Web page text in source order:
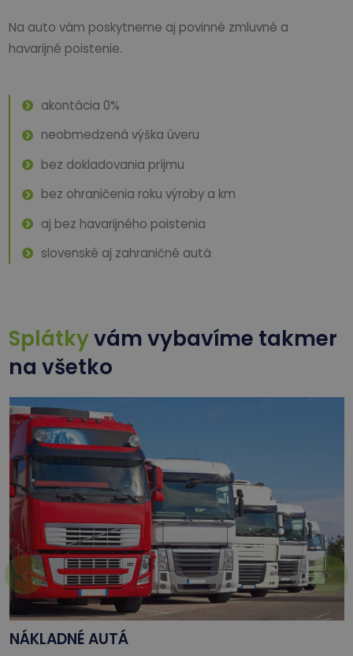
Na auto vám poskytneme aj povinné zmluvné a
havarijné poistenie.
akontácia 0%
neobmedzená výška úveru
bez dokladovania príjmu
bez ohraničenia roku výroby a km
aj bez havarijného poistenia
slovenské aj zahraničné autá
Splátkyvám vybavíme takmer
na všetko
NÁKLADNÉ AUTÁ